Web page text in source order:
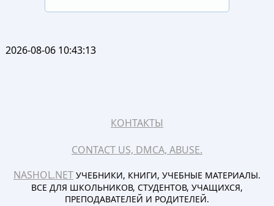
2026-08-06 10:43:13
КОНТАКТЫ
CONTACT US, DMCA, ABUSE.
NASHOL.NETУЧЕБНИКИ, КНИГИ, УЧЕБНЫЕ МАТЕРИАЛЫ.
ВСЕ ДЛЯ ШКОЛЬНИКОВ, СТУДЕНТОВ, УЧАЩИХСЯ,
ПРЕПОДАВАТЕЛЕЙ И РОДИТЕЛЕЙ.